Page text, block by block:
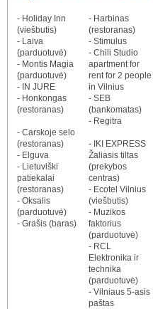
- Holiday Inn
(viešbutis)
- Laiva
(parduotuvė)
- Montis Magia
(parduotuvė)
- IN JURE
- Honkongas
(restoranas)
- Carskoje selo
(restoranas)
- Elguva
- Lietuviški
patiekalai
(restoranas)
- Oksalis
(parduotuvė)
- Grašis (baras)
- Harbinas
(restoranas)
- Stimulus
- Chili Studio
apartment for
rent for 2 people
in Vilnius
- SEB
(bankomatas)
- Regitra
- IKI EXPRESS
Žaliasis tiltas
(prekybos
centras)
- Ecotel Vilnius
(viešbutis)
- Muzikos
faktorius
(parduotuvė)
- RCL
Elektronika ir
technika
(parduotuvė)
- Vilniaus 5-asis
paštas